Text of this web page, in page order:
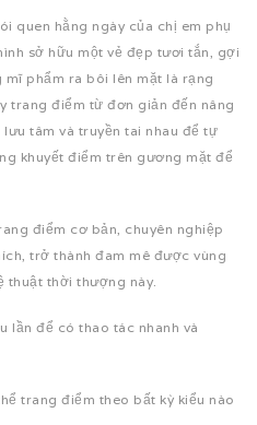
quen hằng ngày của chị em phụ
sở hữu một vẻ đẹp tươi tắn, gợi
phẩm ra bôi lên mặt là rạng
trang điểm từ đơn giản đến nâng
tâm và truyền tai nhau để tự
khuyết điểm trên gương mặt để
điểm cơ bản, chuyên nghiệp
trở thành đam mê được vùng
thuật thời thượng này.
lần để có thao tác nhanh và
trang điểm theo bất kỳ kiểu nào